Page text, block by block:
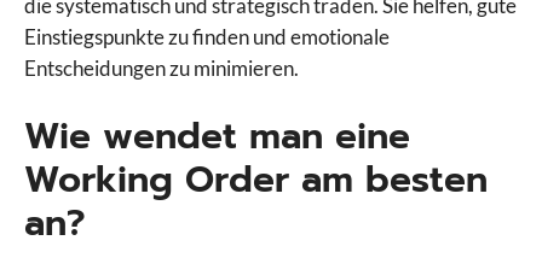
die systematisch und strategisch traden. Sie helfen, gute
Einstiegspunkte zu finden und emotionale
Entscheidungen zu minimieren.
Wie wendet man eine
Working Order am besten
an?